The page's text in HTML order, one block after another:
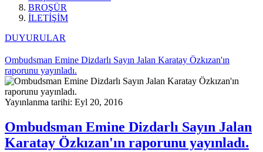
BROŞÜR
İLETİŞİM
DUYURULAR
Ombudsman Emine Dizdarlı Sayın Jalan Karatay Özkızan'ın
raporunu yayınladı.
Yayınlanma tarihi: Eyl 20, 2016
Ombudsman Emine Dizdarlı Sayın Jalan
Karatay Özkızan'ın raporunu yayınladı.